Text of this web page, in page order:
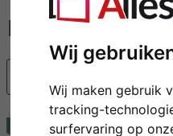
Wij
Wij maken gebruik
tracking-
surfervaring op